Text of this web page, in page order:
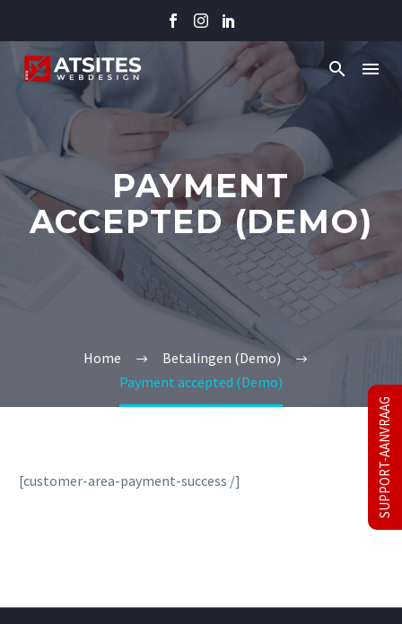
PAYMENT
ACCEPTED (DEMO)
Home
Betalingen (Demo)
Payment accepted (Demo)
[customer-area-payment-success /] SUPPORT-AANVRAAG